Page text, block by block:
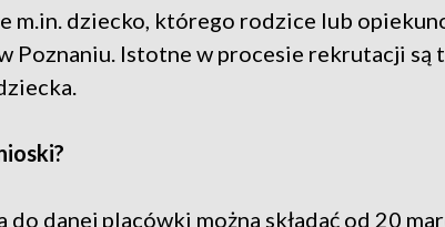
m.in. dziecko, którego rodzice lub
Poznaniu. Istotne w procesie rekrutacji są
danej placówki można składać od 20